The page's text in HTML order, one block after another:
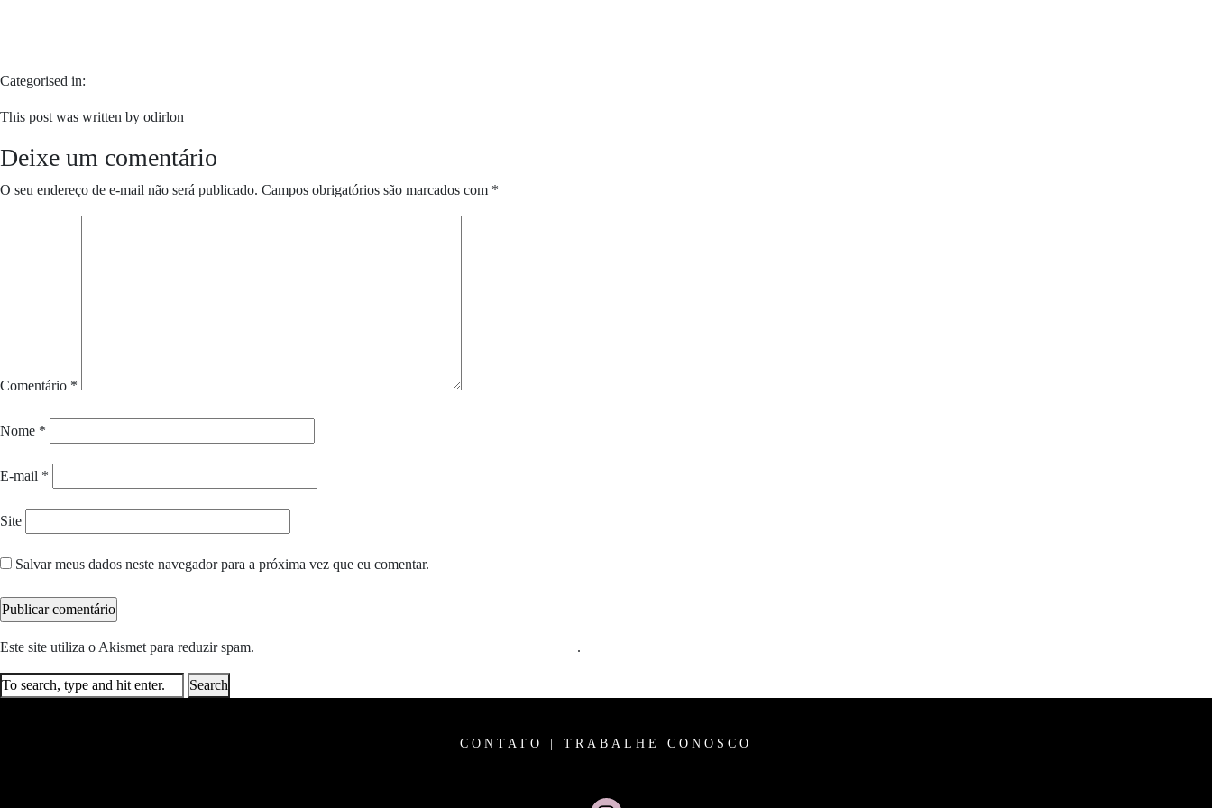
Categorised in:
This post was written by odirlon
Deixe um comentário
O seu endereço de e-mail não será publicado. Campos obrigatórios são marcados com *
Comentário *
Nome *
E-mail *
Site
Salvar meus dados neste navegador para a próxima vez que eu comentar.
Este site utiliza o Akismet para reduzir spam. .
Search
CONTATO TRABALHE CONOSCO